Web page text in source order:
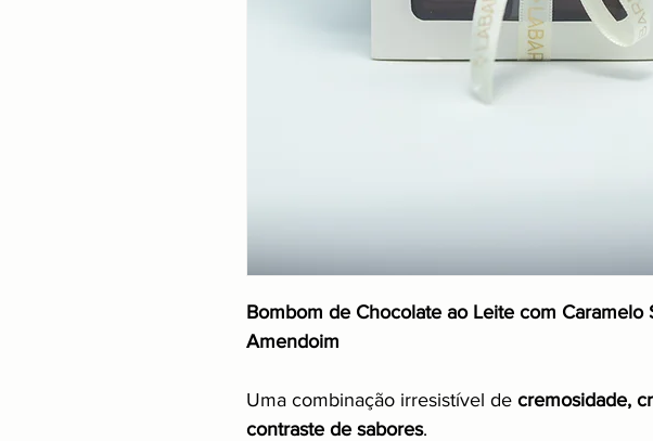
Bombom de Chocolate ao Leite com Caramelo
Amendoim
Uma combinação irresistível de cremosidade,
contraste de sabores.